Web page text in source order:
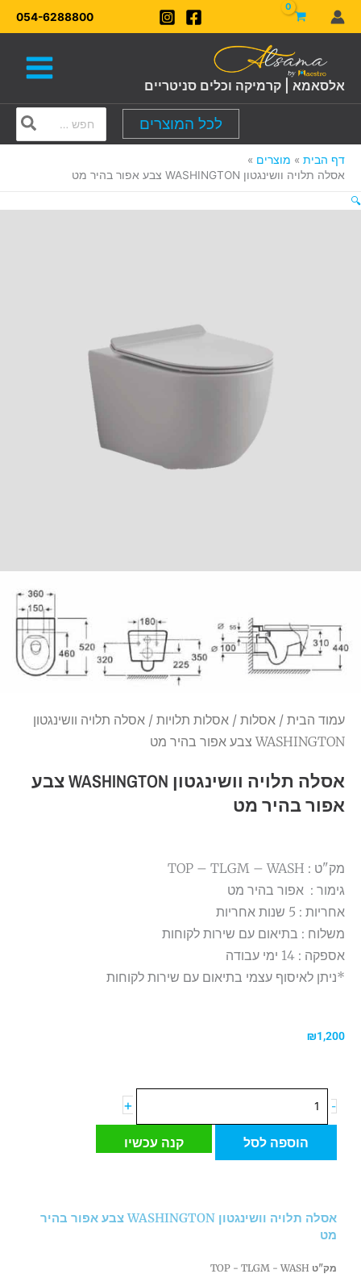
דילוג
לתוכן
054-6288800
אלסאמא | קרמיקה וכלים סניטריים
לכל המוצרים
for:
דף הבית
מוצרים
אסלה תלויה וושינגטון WASHINGTON צבע אפור בהיר מט
🔍
עמוד הבית / אסלות / אסלות תלויות / אסלה תלויה וושינגטון
WASHINGTON צבע אפור בהיר מט
אסלה תלויה וושינגטון WASHINGTON צבע
אפור בהיר מט
מק"ט : TOP – TLGM – WASH
גימור : אפור בהיר מט
אחריות : 5 שנות אחריות
משלוח : בתיאום עם שירות לקוחות
אספקה : 14 ימי עבודה
*ניתן לאיסוף עצמי בתיאום עם שירות לקוחות
₪1,200
-
של
תלויה
אפור
בהיר
+
הוספה לסל קנה עכשיו
אסלה תלויה וושינגטון WASHINGTON צבע אפור בהיר
מט
מק"ט TOP - TLGM - WASH